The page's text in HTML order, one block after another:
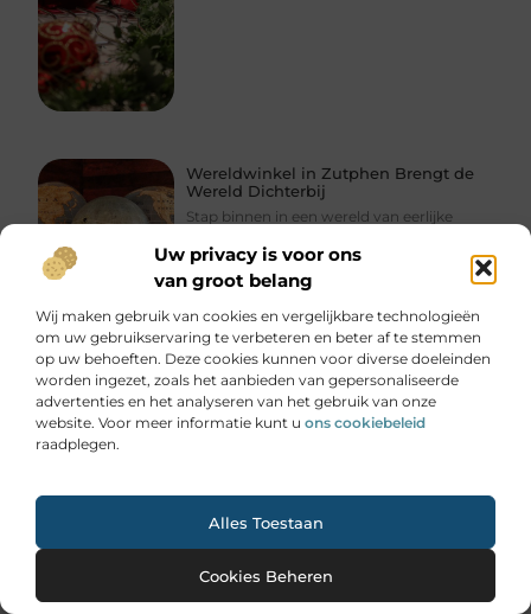
Uw privacy is voor ons
van groot belang
Wij maken gebruik van cookies en vergelijkbare technologieën
om uw gebruikservaring te verbeteren en beter af te stemmen
op uw behoeften. Deze cookies kunnen voor diverse doeleinden
worden ingezet, zoals het aanbieden van gepersonaliseerde
advertenties en het analyseren van het gebruik van onze
website. Voor meer informatie kunt u ons cookiebeleid
raadplegen.
Alles Toestaan
Cookies Beheren
Wereldwinkel in Zutphen Brengt de
Wereld Dichterbij
Stap binnen in een wereld van eerlijke
met Wereldwinkel in Zutphen.
zutphennu.nl. Hier vind je unieke items
Ontdek de ultieme wellnesservaring
wellnessliefhebbers. Bekend om zijn